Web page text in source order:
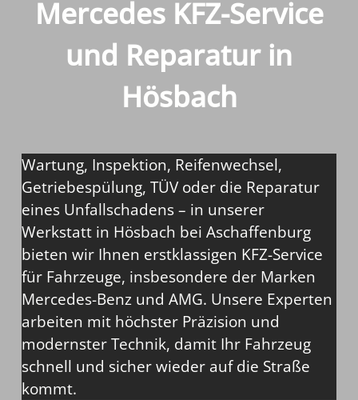
Mercedes KFZ-Service
und Reparatur in
Hösbach
Wartung, Inspektion, Reifenwechsel,
Getriebespülung, TÜV oder die Reparatur
eines Unfallschadens – in unserer
Werkstatt in Hösbach bei Aschaffenburg
bieten wir Ihnen erstklassigen KFZ-Service
für Fahrzeuge, insbesondere der Marken
Mercedes-Benz und AMG. Unsere Experten
arbeiten mit höchster Präzision und
modernster Technik, damit Ihr Fahrzeug
schnell und sicher wieder auf die Straße
kommt.